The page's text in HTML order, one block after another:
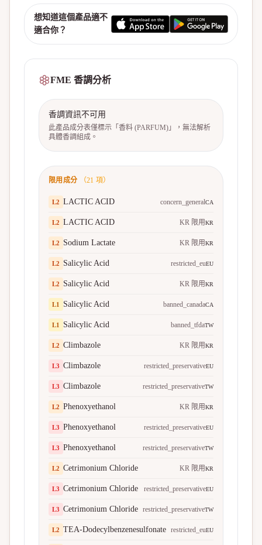
想知道這個產品適不
適合你？
FME 香調分析
香調資訊不可用
此產品成分表僅標示「香料 (PARFUM)」，無法解析
具體香調組成。
限用成分 （21 項）
L2 LACTIC ACID concern_generalCA
L2 LACTIC ACID KR 限用KR
L2 Sodium Lactate KR 限用KR
L2 Salicylic Acid restricted_euEU
L2 Salicylic Acid KR 限用KR
L1 Salicylic Acid banned_canadaCA
L1 Salicylic Acid banned_tfdaTW
L2 Climbazole KR 限用KR
L3 Climbazole restricted_preservativeEU
L3 Climbazole restricted_preservativeTW
L2 Phenoxyethanol KR 限用KR
L3 Phenoxyethanol restricted_preservativeEU
L3 Phenoxyethanol restricted_preservativeTW
L2 Cetrimonium Chloride KR 限用KR
L3 Cetrimonium Chloride restricted_preservativeEU
L3 Cetrimonium Chloride restricted_preservativeTW
L2 TEA-Dodecylbenzenesulfonate restricted_euEU